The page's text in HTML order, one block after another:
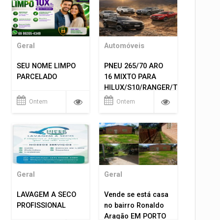
Geral
SEU NOME LIMPO
PARCELADO
Ontem
Automóveis
PNEU 265/70 ARO
16 MIXTO PARA
HILUX/S10/RANGER/TRITON
ETC... MONTAGEM
Ontem
Geral
LAVAGEM A SECO
PROFISSIONAL
Geral
Vende se está casa
no bairro Ronaldo
Aragão EM PORTO